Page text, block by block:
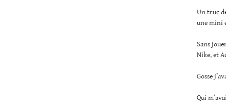
Un truc
une mini
Sans
Nike, et
Gosse
Qui